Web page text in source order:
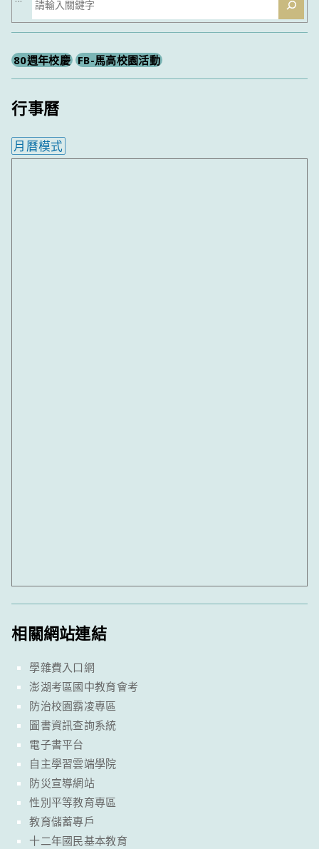
尋
80週年校慶 FB-馬高校園活動
行事曆
月曆模式
相關網站連結
學雜費入口網
澎湖考區國中教育會考
防治校園霸凌專區
圖書資訊查詢系統
電子書平台
自主學習雲端學院
防災宣導網站
性別平等教育專區
教育儲蓄專戶
十二年國民基本教育